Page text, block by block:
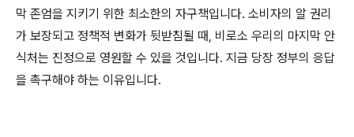
막 존엄을 지키기 위한 최소한의 자구책입니다. 소비자의 알 권리
가 보장되고 정책적 변화가 뒷받침될 때, 비로소 우리의 마지막 안
식처는 진정으로 영원할 수 있을 것입니다. 지금 당장 정부의 응답
을 촉구해야 하는 이유입니다.